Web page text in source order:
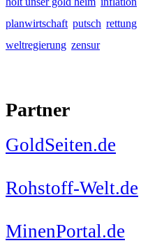
planwirtschaft putsch rettung
weltregierung zensur
Partner
GoldSeiten.de
Rohstoff-Welt.de
MinenPortal.de